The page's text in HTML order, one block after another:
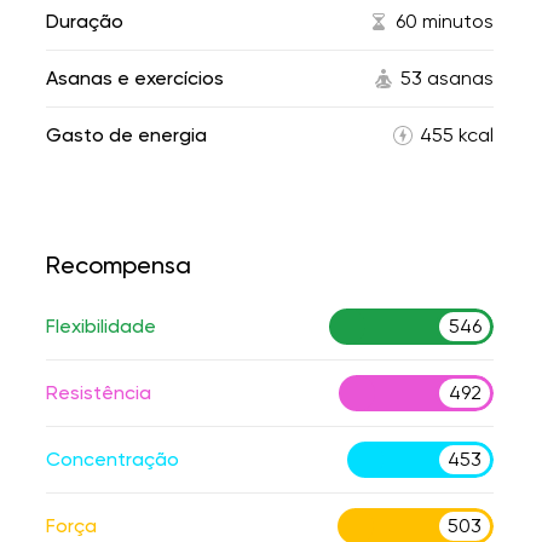
Duração 60 minutos
Asanas e exercícios 53 asanas
Gasto de energia 455 kcal
Recompensa
Flexibilidade 546
Resistência 492
Concentração 453
Força 503